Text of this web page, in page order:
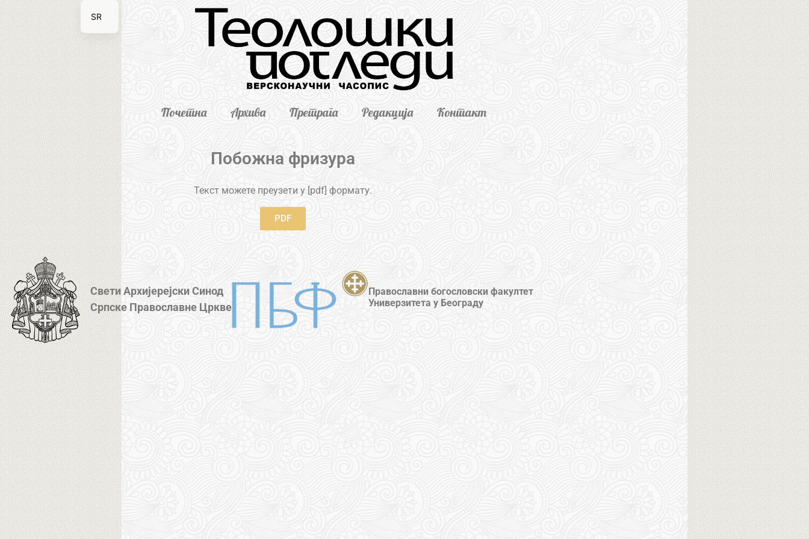
Почетна Архива Претрага Редакција Контакт
Побожна фризура
Текст можете преузети у [pdf] формату.
PDF
Свети Архијерејски Синод
Српске Православне Цркве
Православни богословски факултет
Универзитета у Београду
SR
EN